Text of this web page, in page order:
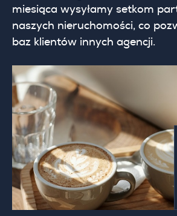
miesiąca wysyłamy setkom
naszych nieruchomości, co
baz klientów innych agencji.